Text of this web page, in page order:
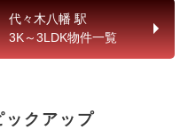
代々木八幡 駅
3K～3LDK物件一覧
クアップ